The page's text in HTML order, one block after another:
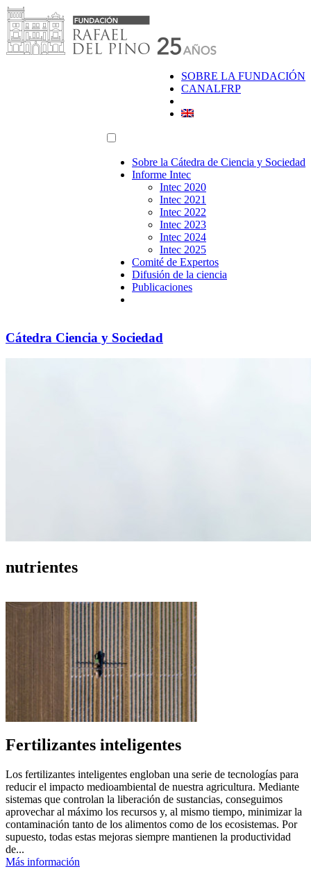
Saltar
al
contenido
SOBRE LA FUNDACIÓN
CANALFRP
Sobre la Cátedra de Ciencia y Sociedad
Informe Intec
Intec 2020
Intec 2021
Intec 2022
Intec 2023
Intec 2024
Intec 2025
Comité de Expertos
Difusión de la ciencia
Publicaciones
Cátedra Ciencia y Sociedad
nutrientes
Fertilizantes inteligentes
Los fertilizantes inteligentes engloban una serie de tecnologías para
reducir el impacto medioambiental de nuestra agricultura. Mediante
sistemas que controlan la liberación de sustancias, conseguimos
aprovechar al máximo los recursos y, al mismo tiempo, minimizar la
contaminación tanto de los alimentos como de los ecosistemas. Por
supuesto, todas estas mejoras siempre mantienen la productividad
de...
Más información